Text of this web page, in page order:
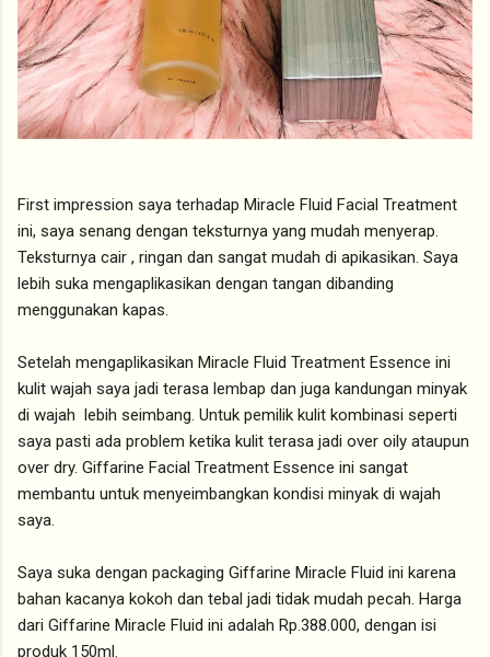
First impression saya terhadap Miracle Fluid Facial Treatment
ini, saya senang dengan teksturnya yang mudah menyerap.
Teksturnya cair , ringan dan sangat mudah di apikasikan. Saya
lebih suka mengaplikasikan dengan tangan dibanding
menggunakan kapas.
Setelah mengaplikasikan Miracle Fluid Treatment Essence ini
kulit wajah saya jadi terasa lembap dan juga kandungan minyak
di wajah lebih seimbang. Untuk pemilik kulit kombinasi seperti
saya pasti ada problem ketika kulit terasa jadi over oily ataupun
over dry. Giffarine Facial Treatment Essence ini sangat
membantu untuk menyeimbangkan kondisi minyak di wajah
saya.
Saya suka dengan packaging Giffarine Miracle Fluid ini karena
bahan kacanya kokoh dan tebal jadi tidak mudah pecah. Harga
dari Giffarine Miracle Fluid ini adalah Rp.388.000, dengan isi
produk 150ml.